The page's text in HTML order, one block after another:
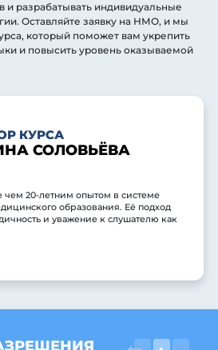
и разрабатывать индивидуальные
Оставляйте заявку на НМО, и мы
который поможет вам укрепить
и повысить уровень оказываемой
КУРСА
СОЛОВЬЁВА
чем 20-летним опытом в системе
образования. Её подход
и уважение к слушателю как